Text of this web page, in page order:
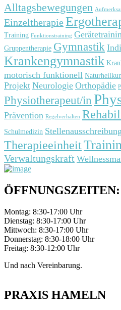
Alltagsbewegungen
Einzeltherapie
Training Funktionstraining
Gruppentherapie Gymnastik
Krankengymnastik
motorisch funktionell
Projekt Neurologie Orthopädie
Physiotherapeut/in
Prävention Regelverhalten
Schulmedizin Stellenausschreibung
Therapieeinheit
Verwaltungskraft
ÖFFNUNGSZEITEN:
Montag: 8:30-17:00 Uhr
Dienstag: 8:30-17:00 Uhr
Mittwoch: 8:30-17:00 Uhr
Donnerstag: 8:30-18:00 Uhr
Freitag: 8:30-12:00 Uhr
Und nach Vereinbarung.
PRAXIS HAMELN